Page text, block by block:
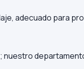
adecuado para
nuestro